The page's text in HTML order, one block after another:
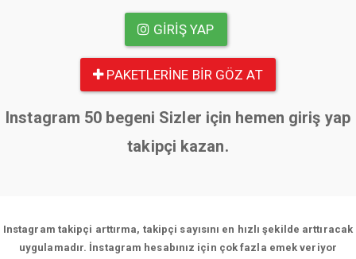
GIRIŞ YAP
PAKETLERINE BIR GÖZ AT
Instagram 50 begeni Sizler için hemen giriş yap
takipçi kazan.
Instagram takipçi arttırma, takipçi sayısını en hızlı şekilde arttıracak
uygulamadır. İnstagram hesabınız için çok fazla emek veriyor